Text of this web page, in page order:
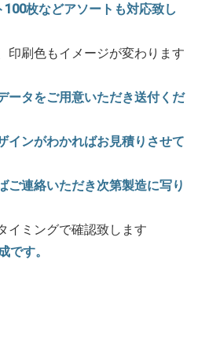
枚などアソートも対応致し
刷色もイメージが変わります
タをご用意いただき送付くだ
ンがわかればお見積りさせて
連絡いただき次第製造に写り
ミングで確認致します
す。